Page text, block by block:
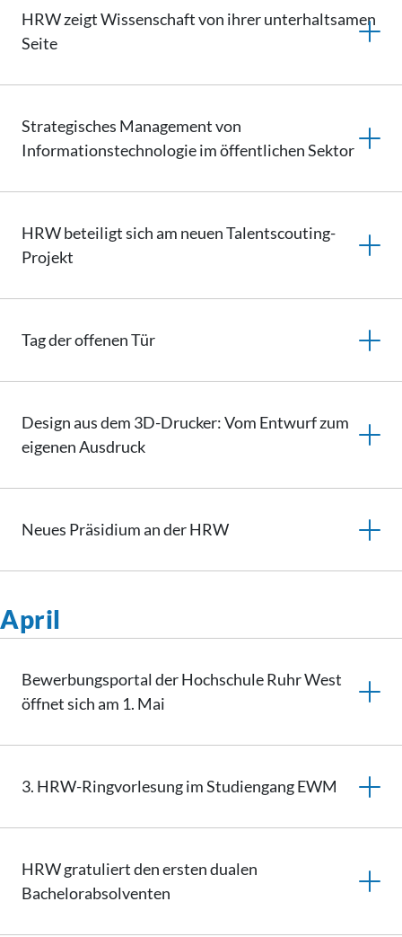
HRW zeigt Wissenschaft von ihrer unterhaltsamen
Seite
Strategisches Management von
Informationstechnologieim öffentlichen Sektor
HRW beteiligt sich am neuen Talentscouting-
Projekt
Tag der offenen Tür
Design aus dem 3D-Drucker: Vom Entwurf zum
eigenen Ausdruck
Neues Präsidium an der HRW
April
Bewerbungsportal der Hochschule Ruhr West
öffnet sich am 1. Mai
3. HRW-Ringvorlesung im Studiengang EWM
HRW gratuliert den ersten dualen
Bachelorabsolventen